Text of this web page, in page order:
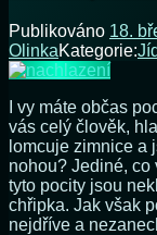
Publikováno 18.
OlinkaKategorie:
I vy máte občas
vás celý člověk,
lomcuje zimnice a
nohou? Jediné, co
tyto pocity jsou
chřipka. Jak však
nejdříve a